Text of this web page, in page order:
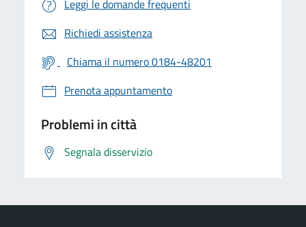
Leggi le domande frequenti
Richiedi assistenza
Chiama il numero 0184-48201
Prenota appuntamento
Problemi in città
Segnala disservizio